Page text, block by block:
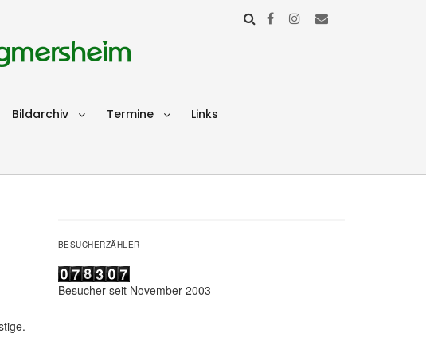
Bildarchiv Termine Links
BESUCHERZÄHLER
Besucher seit November 2003